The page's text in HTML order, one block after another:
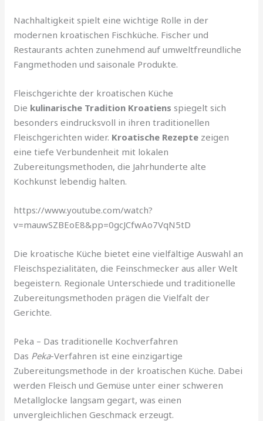
Nachhaltigkeit spielt eine wichtige Rolle in der
modernen kroatischen Fischküche. Fischer und
Restaurants achten zunehmend auf umweltfreundliche
Fangmethoden und saisonale Produkte.
Fleischgerichte der kroatischen Küche
Die kulinarische Tradition Kroatiens spiegelt sich
besonders eindrucksvoll in ihren traditionellen
Fleischgerichten wider. Kroatische Rezepte zeigen
eine tiefe Verbundenheit mit lokalen
Zubereitungsmethoden, die Jahrhunderte alte
Kochkunst lebendig halten.
https://www.youtube.com/watch?
v=mauwSZBEoE8&pp=0gcJCfwAo7VqN5tD
Die kroatische Küche bietet eine vielfältige Auswahl an
Fleischspezialitäten, die Feinschmecker aus aller Welt
begeistern. Regionale Unterschiede und traditionelle
Zubereitungsmethoden prägen die Vielfalt der
Gerichte.
Peka – Das traditionelle Kochverfahren
Das Peka-Verfahren ist eine einzigartige
Zubereitungsmethode in der kroatischen Küche. Dabei
werden Fleisch und Gemüse unter einer schweren
Metallglocke langsam gegart, was einen
unvergleichlichen Geschmack erzeugt.